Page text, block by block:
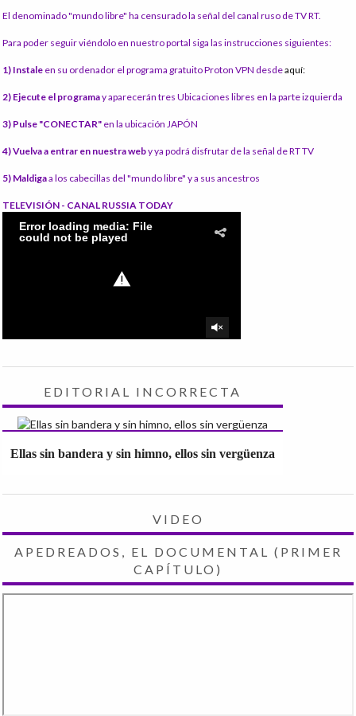
El denominado "mundo libre" ha censurado la señal del canal ruso de TV RT.
Para poder seguir viéndolo en nuestro portal siga las instrucciones siguientes:
1) Instale en su ordenador el programa gratuito Proton VPN desdeaquí:
2) Ejecute el programay aparecerán tres Ubicaciones libres en la parte izquierda
3) Pulse "CONECTAR" en la ubicación JAPÓN
4) Vuelva a entrar en nuestra weby ya podrá disfrutar de la señal de RT TV
5) Maldigaa los cabecillas del "mundo libre" y a sus ancestros
TELEVISIÓN - CANAL RUSSIA TODAY
EDITORIAL INCORRECTA
Ellas sin bandera y sin himno, ellos sin vergüenza
VIDEO
APEDREADOS, EL DOCUMENTAL (PRIMER
CAPÍTULO)